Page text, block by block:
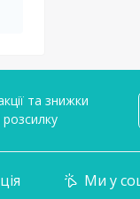
та знижки
Ми у